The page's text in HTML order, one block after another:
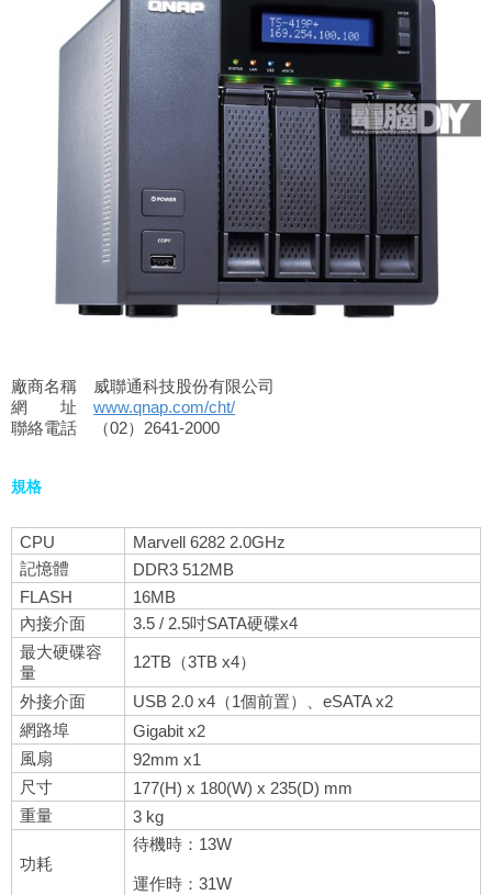
廠商名稱 威聯通科技股份有限公司
網 址 www.qnap.com/cht/
聯絡電話 （02）2641-2000
規格
CPU
Marvell 6282 2.0GHz
記憶體
DDR3 512MB
FLASH
16MB
內接介面
3.5 / 2.5吋SATA硬碟x4
最大硬碟容
量
12TB（3TB x4）
外接介面
USB 2.0 x4（1個前置）、eSATA x2
網路埠
Gigabit x2
風扇
92mm x1
尺寸
177(H) x 180(W) x 235(D) mm
重量
3 kg
功耗
待機時：13W
運作時：31W